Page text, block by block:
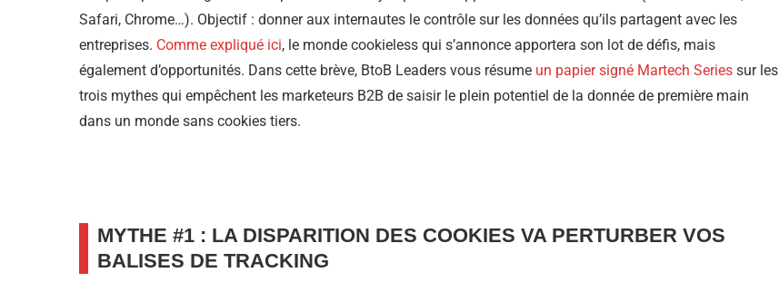
Safari, Chrome…). Objectif : donner aux internautes le contrôle sur les données qu’ils partagent avec les
entreprises. Comme expliqué ici, le monde cookieless qui s’annonce apportera son lot de défis, mais
également d’opportunités. Dans cette brève, BtoB Leaders vous résume un papier signé Martech Series sur les
trois mythes qui empêchent les marketeurs B2B de saisir le plein potentiel de la donnée de première main
dans un monde sans cookies tiers.
MYTHE #1 : LA DISPARITION DES COOKIES VA PERTURBER VOS
BALISES DE TRACKING